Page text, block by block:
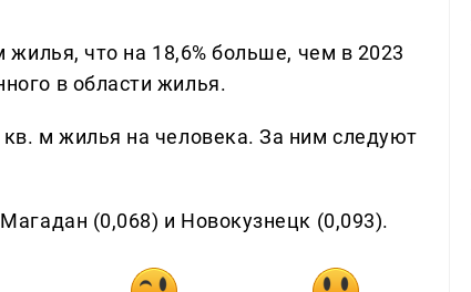
жилья, что на 18,6% больше, чем в 2023
в области жилья.
м жилья на человека. За ним следуют
(0,068) и Новокузнецк (0,093).